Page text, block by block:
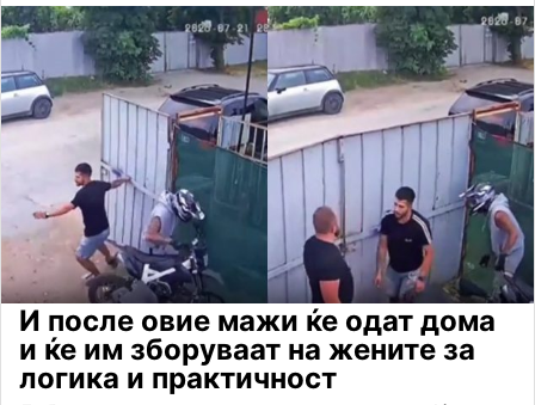
И после овие мажи ќе одат дома
и ќе им зборуваат на жените за
логика и практичност